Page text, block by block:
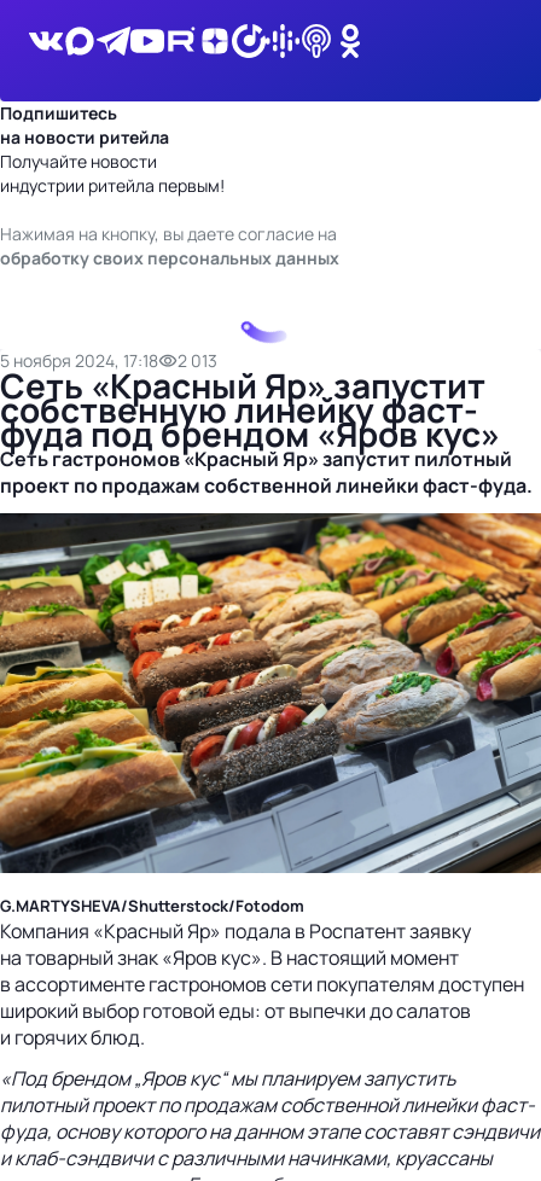
Подпишитесь
на новости ритейла
Получайте новости
индустрии ритейла первым!
Нажимая на кнопку, вы даете согласие на
обработку своих персональных данных
5 ноября 2024, 17:18 2 013
Сеть «Красный Яр» запустит
собственную линейку фаст-
фуда под брендом «Яров кус»
Сеть гастрономов «Красный Яр» запустит пилотный
проект по продажам собственной линейкифаст-фуда.
G.MARTYSHEVA/Shutterstock/Fotodom
Компания «Красный Яр» подала в Роспатент заявку
на товарный знак «Яров кус». В настоящий момент
в ассортименте гастрономов сети покупателям доступен
широкий выбор готовой еды: от выпечки до салатов
и горячих блюд.
«Под брендом „Яров кус“ мы планируем запустить
пилотный проект по продажам собственной линейкифаст-
фуда, основу которого на данном этапе составят сэндвичи
иклаб-сэндвичис различными начинками, круассаны